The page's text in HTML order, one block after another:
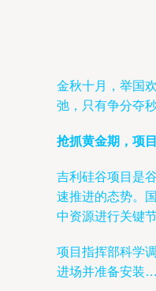
金秋十月，举国
弛，只有争分夺
抢抓黄金期，项
吉利硅谷项目是
速推进的态势。
中资源进行关键
项目指挥部科学
进场并准备安装